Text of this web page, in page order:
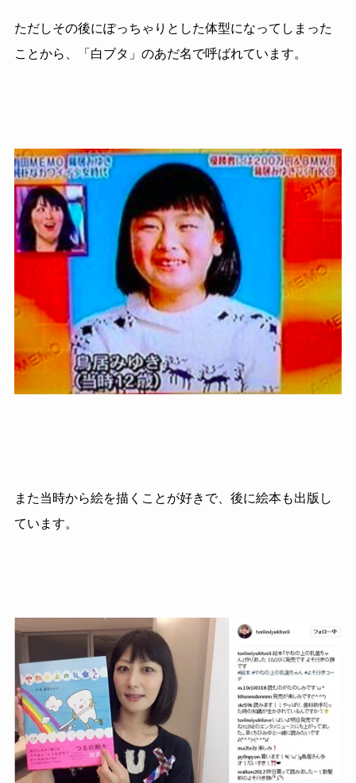
ただしその後にぽっちゃりとした体型になってしまった
ことから、「白ブタ」のあだ名で呼ばれています。
また当時から絵を描くことが好きで、後に絵本も出版し
ています。